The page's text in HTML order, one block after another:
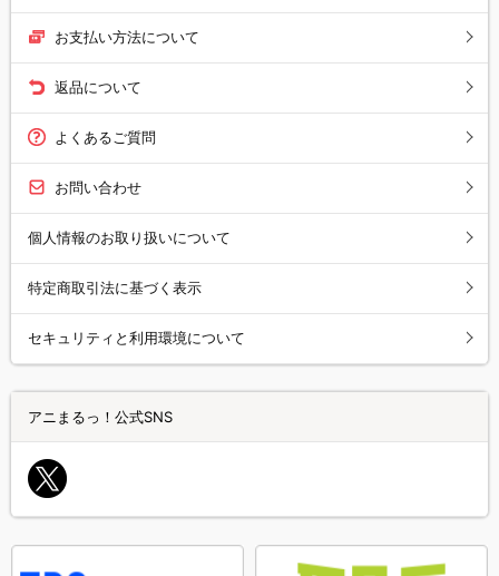
お支払い方法について
返品について
よくあるご質問
お問い合わせ
個人情報のお取り扱いについて
特定商取引法に基づく表示
セキュリティと利用環境について
アニまるっ！公式SNS